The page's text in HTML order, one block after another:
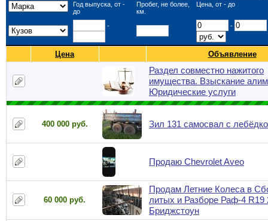
Год выпуска, от -
до
Пробег, не более,
км.
Цена, от - до
- -
Цена Объявление
Раздел совместно нажитого
имущества. Взыскание
Юридические услуги
400 000 руб. Зил 131 самосвал с
Продаю Chevrolet Aveo
60 000 руб.
Продам Летние Колеса в
литых и Разборе Раф-4 R19
Бриджстоун